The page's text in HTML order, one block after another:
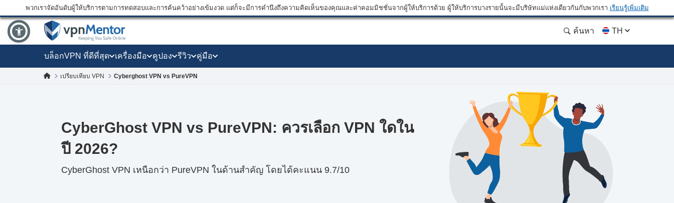
พวกเราจัดอันดับผู้ให้บริการตามการทดสอบและการค้นคว้าอย่างเข้มงวด แต่ก็จะมีการคำนึงถึงความคิดเห็นของคุณและค่าคอมมิชชั่นจากผู้ให้บริการด้วย ผู้ให้บริการบางรายนั้นจะมีบริษัทแม่แห่งเดียวกันกับพวกเรา เรียนรู้เพิ่มเติม
ค้นหา TH
บล็อกVPN ที่ดีที่สุด เครื่องมือ คูปอง รีวิว คู่มือ
เปรียบเทียบ VPN Cyberghost VPN vs PureVPN
CyberGhost VPN vs PureVPN: ควรเลือก VPN ใดใน
ปี 2026?
CyberGhost VPN เหนือกว่า PureVPN ในด้านสำคัญ โดยได้คะแนน 9.7/10